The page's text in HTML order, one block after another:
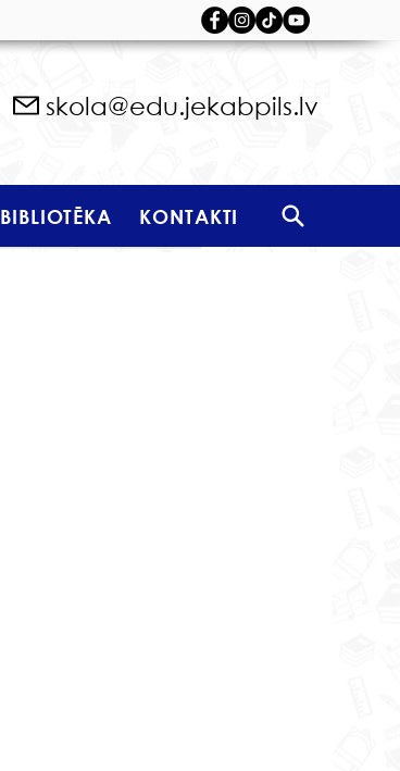
skola@edu.jekabpils.lv
BIBLIOTĒKA KONTAKTI